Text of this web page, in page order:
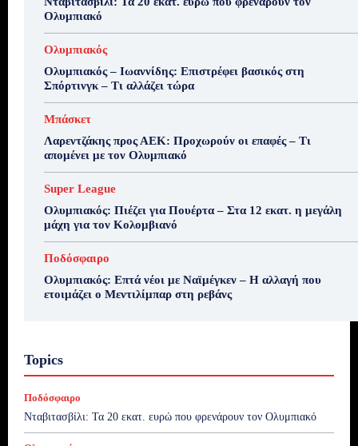
Ολυμπιακό
Ολυμπιακός
Ολυμπιακός – Ιωαννίδης: Επιστρέφει βασικός στη
Σπόρτινγκ – Τι αλλάζει τώρα
Μπάσκετ
Λαρεντζάκης προς ΑΕΚ: Προχωρούν οι επαφές – Τι
απομένει με τον Ολυμπιακό
Super League
Ολυμπιακός: Πιέζει για Πουέρτα – Στα 12 εκατ. η μεγάλη
μάχη για τον Κολομβιανό
Ποδόσφαιρο
Ολυμπιακός: Επτά νέοι με Ναϊμέγκεν – Η αλλαγή που
ετοιμάζει ο Μεντιλίμπαρ στη ρεβάνς
Topics
Ποδόσφαιρο
Νταβιτασβίλι: Τα 20 εκατ. ευρώ που φρενάρουν τον Ολυμπιακό